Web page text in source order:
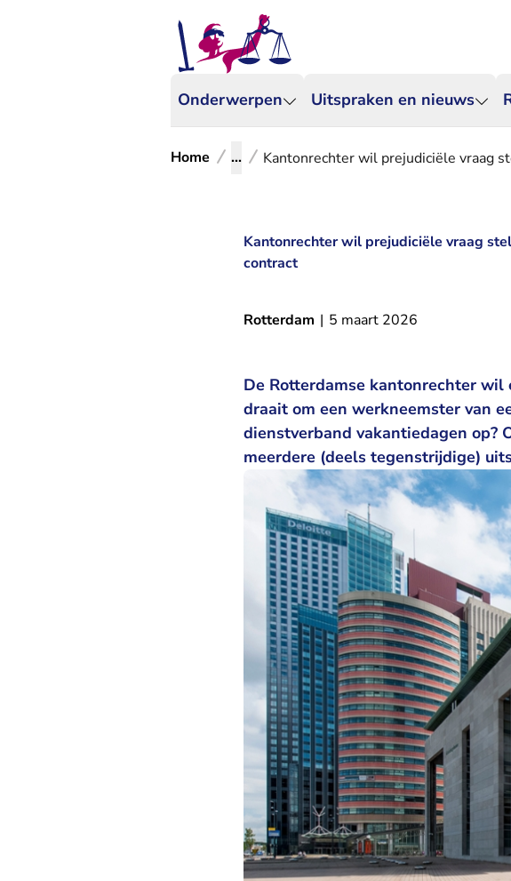
Onderwerpen Uitspraken en nieuws
Home ... Kantonrechter wil prejudiciële vraag
Kantonrechter wil prejudiciële vraag
contract
Rotterdam | 5 maart 2026
De Rotterdamse kantonrechter wil
draait om een werkneemster van
dienstverband vakantiedagen op?
meerdere (deels tegenstrijdige)